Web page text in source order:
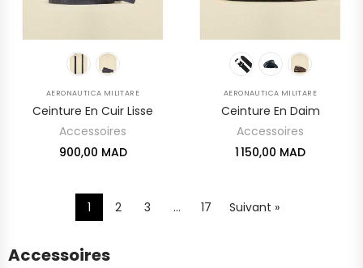
AERONAUTICA MILITARE
Ceinture En Cuir Lisse
Accessoires
900,00 MAD
AERONAUTICA MILITARE
Ceinture En Daim
Accessoires
1 150,00 MAD
1 2 3 … 17 Suivant »
Accessoires